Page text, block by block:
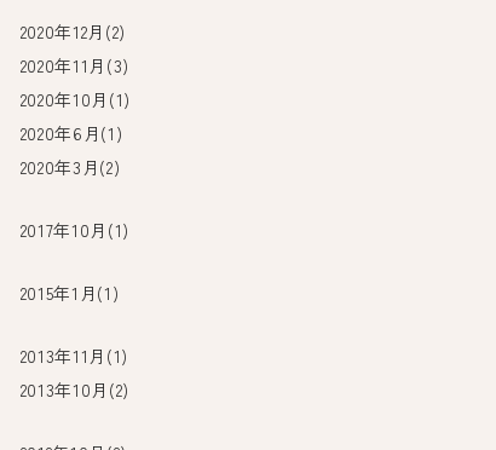
2020年12月(2)
2020年11月(3)
2020年10月(1)
2020年6月(1)
2020年3月(2)
2017年10月(1)
2015年1月(1)
2013年11月(1)
2013年10月(2)